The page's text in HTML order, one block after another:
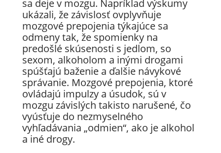
sa deje v mozgu. Napríklad výskumy
ukázali, že závislosť ovplyvňuje
mozgové prepojenia týkajúce sa
odmeny tak, že spomienky na
predošlé skúsenosti s jedlom, so
sexom, alkoholom a inými drogami
spúšťajú baženie a ďalšie návykové
správanie. Mozgové prepojenia, ktoré
ovládajú impulzy a úsudok, sú v
mozgu závislých takisto narušené, čo
vyúsťuje do nezmyselného
vyhľadávania „odmien“, ako je alkohol
a iné drogy.